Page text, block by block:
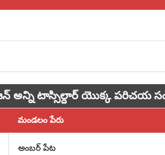
అన్ని టాస్సిల్దార్ యొక్క పరిచయ
మండలం పేరు
అంబర్ పేట